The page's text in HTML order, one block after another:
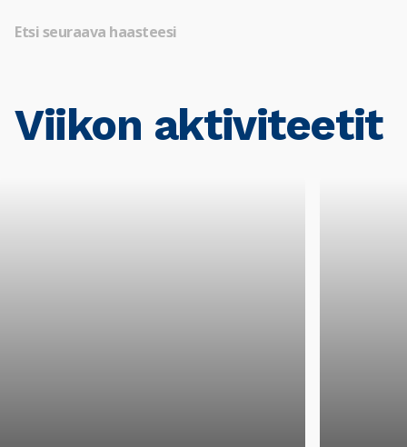
Etsi seuraava haasteesi
Viikon aktiviteetit